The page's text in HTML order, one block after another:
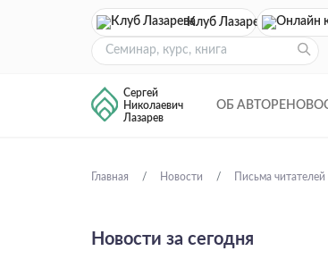
Клуб Лазарева
Сергей
Николаевич
Лазарев
ОБ АВТОРЕ
Главная Новости Письма читателей
Новости за сегодня